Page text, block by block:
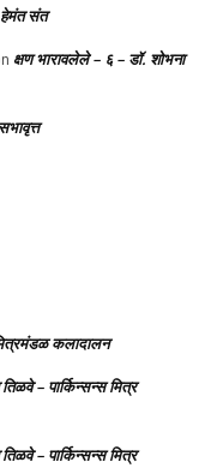
संत
क्षण भारावलेले – ६ – डॉ. शोभना
कलादालन
– पार्किन्सन्स मित्र
– पार्किन्सन्स मित्र